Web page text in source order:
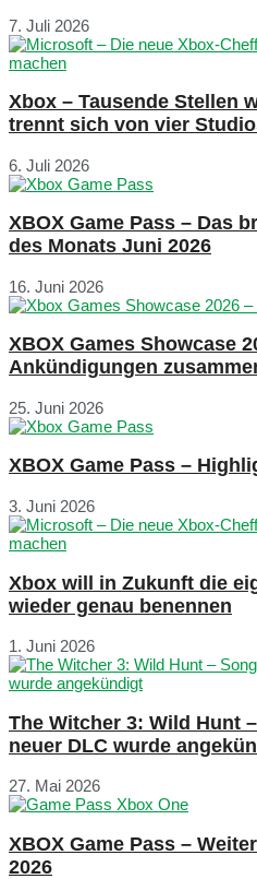
7. Juli 2026
Xbox – Tausende Stellen
trennt sich von vier
6. Juli 2026
XBOX Game Pass – Das
des Monats Juni 2026
16. Juni 2026
XBOX Games Showcase
Ankündigungen
25. Juni 2026
XBOX Game Pass –
3. Juni 2026
Xbox will in Zukunft die
wieder genau benennen
1. Juni 2026
The Witcher 3: Wild Hunt
neuer DLC wurde
27. Mai 2026
XBOX Game Pass –
2026